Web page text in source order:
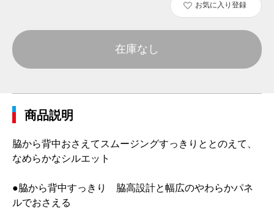
お気に入り登録
在庫なし
商品説明
脇から背中おさえてスムージングすっきりととのえて、
なめらかなシルエット
●脇から背中すっきり 脇高設計と幅広のやわらかパネ
ルでおさえる